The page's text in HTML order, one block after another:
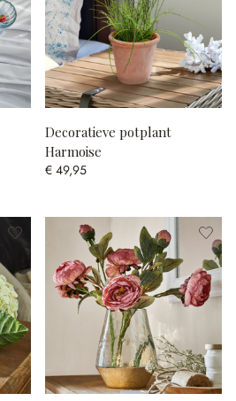
Decoratieve potplant
Harmoise
€ 49,95